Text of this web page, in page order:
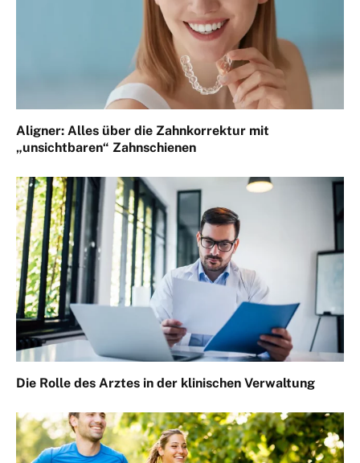
Aligner: Alles über die Zahnkorrektur mit
„unsichtbaren“ Zahnschienen
Die Rolle des Arztes in der klinischen Verwaltung